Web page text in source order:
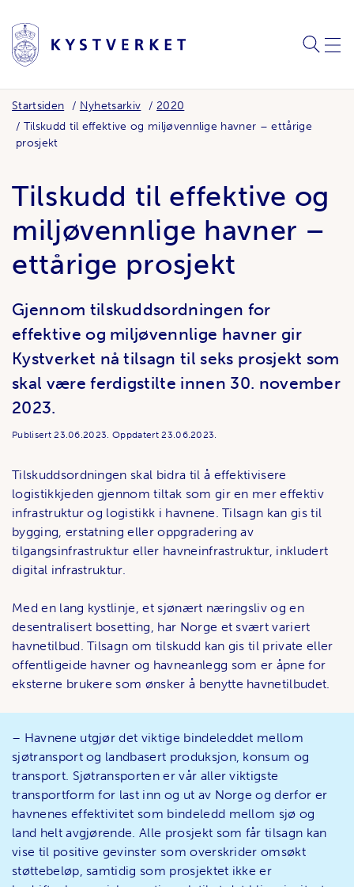
SØK
Startsiden Nyhetsarkiv
2020
Tilskudd til effektive og miljøvennlige havner – ettårige
prosjekt
Tilskudd til effektive og
miljøvennlige havner –
ettårige prosjekt
Gjennom tilskuddsordningen for
effektive og miljøvennlige havner gir
Kystverket nå tilsagn til seks prosjekt som
skal være ferdigstilte innen 30. november
2023.
Publisert23.06.2023.Oppdatert23.06.2023.
Tilskuddsordningen skal bidra til å effektivisere
logistikkjeden gjennom tiltak som gir en mer effektiv
infrastruktur og logistikk i havnene. Tilsagn kan gis til
bygging, erstatning eller oppgradering av
tilgangsinfrastruktur eller havneinfrastruktur, inkludert
digital infrastruktur.
Med en lang kystlinje, et sjønært næringsliv og en
desentralisert bosetting, har Norge et svært variert
havnetilbud. Tilsagn om tilskudd kan gis til private eller
offentligeide havner og havneanlegg som er åpne for
eksterne brukere som ønsker å benytte havnetilbudet.
– Havnene utgjør det viktige bindeleddet mellom
sjøtransport og landbasert produksjon, konsum og
transport. Sjøtransporten er vår aller viktigste
transportform for last inn og ut av Norge og derfor er
havnenes effektivitet som bindeledd mellom sjø og
land helt avgjørende. Alle prosjekt som får tilsagn kan
vise til positive gevinster som overskrider omsøkt
støttebeløp, samtidig som prosjektet ikke er